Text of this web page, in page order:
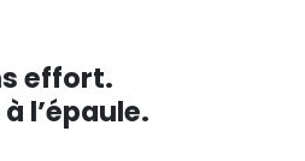
effort.
l’épaule.